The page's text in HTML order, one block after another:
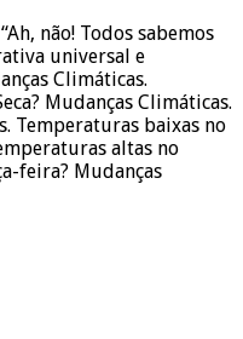
não! Todos sabemos
universal e
Climáticas.
Mudanças Climáticas.
Temperaturas baixas no
altas no
feira? Mudanças